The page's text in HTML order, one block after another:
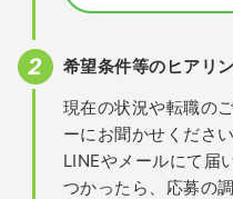
希望条件等のヒアリ
現在の状況や転職の
ーにお聞かせください
LINEやメールにて届
つかったら、応募の